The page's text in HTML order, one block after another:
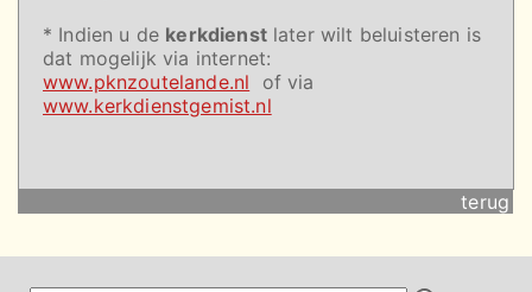
* Indien u de kerkdienstlater wilt beluisteren is
dat mogelijk via internet:
www.pknzoutelande.nl of via
www.kerkdienstgemist.nl
terug